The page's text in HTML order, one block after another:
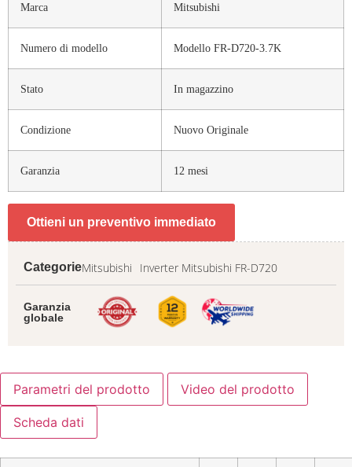
Marca Mitsubishi
Numero di modello Modello FR-D720-3.7K
Stato In magazzino
Condizione Nuovo Originale
Garanzia 12 mesi
Ottieni un preventivo immediato
CategorieMitsubishi Inverter Mitsubishi FR-D720
Garanzia
globale
Parametri del prodotto Video del prodotto
Scheda dati